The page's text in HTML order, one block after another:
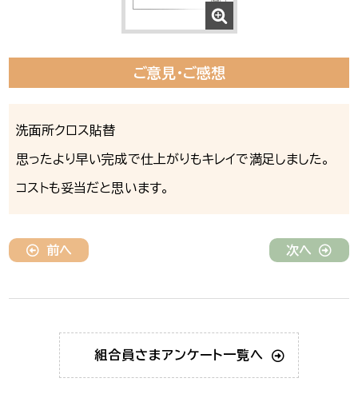
ご意見・ご感想
洗面所クロス貼替
思ったより早い完成で仕上がりもキレイで満足しました。
コストも妥当だと思います。
前へ 次へ
組合員さまアンケート一覧へ